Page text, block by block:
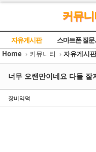
커뮤
자유게시판 스
토론의 장
Home › 커뮤니티 › 자유게시판
너무 오랜만이네요 다들 잘
장비익덕